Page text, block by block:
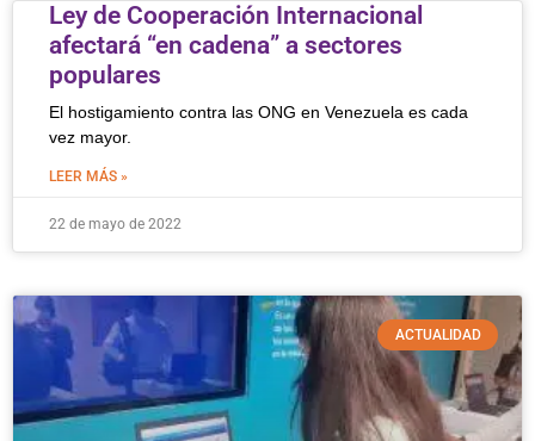
Ley de Cooperación Internacional
afectará “en cadena” a sectores
populares
El hostigamiento contra las ONG en Venezuela es cada
vez mayor.
LEER MÁS »
22 de mayo de 2022
ACTUALIDAD